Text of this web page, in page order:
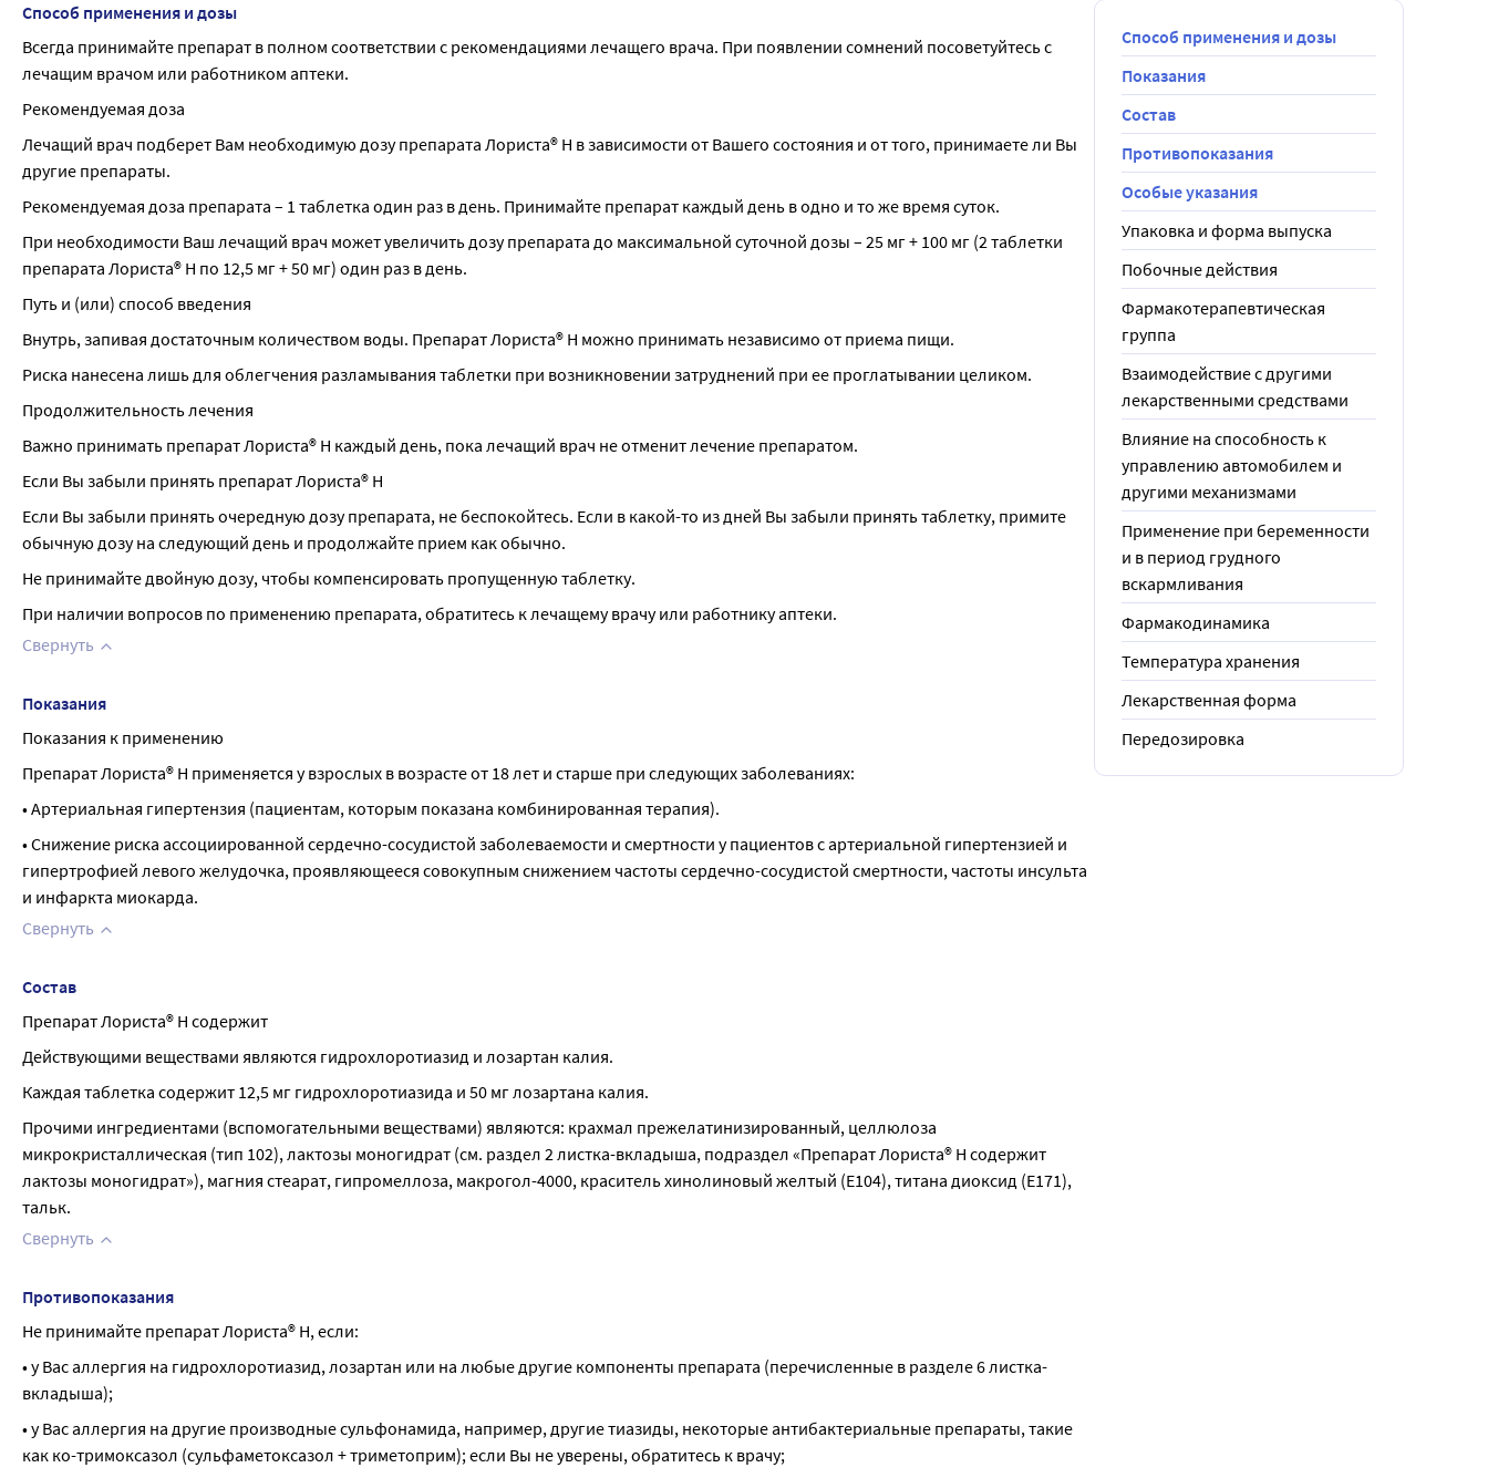
Способ применения и дозы
Всегда принимайте препарат в полном соответствии с рекомендациями лечащего врача. При появлении сомнений посоветуйтесь с
лечащим врачом или работником аптеки.
Рекомендуемая доза
Лечащий врач подберет Вам необходимую дозу препарата Лориста® Н в зависимости от Вашего состояния и от того, принимаете ли Вы
другие препараты.
Рекомендуемая доза препарата – 1 таблетка один раз в день. Принимайте препарат каждый день в одно и то же время суток.
При необходимости Ваш лечащий врач может увеличить дозу препарата до максимальной суточной дозы – 25 мг + 100 мг (2 таблетки
препарата Лориста® Н по 12,5 мг + 50 мг) один раз в день.
Путь и (или) способ введения
Внутрь, запивая достаточным количеством воды. Препарат Лориста® Н можно принимать независимо от приема пищи.
Риска нанесена лишь для облегчения разламывания таблетки при возникновении затруднений при ее проглатывании целиком.
Продолжительность лечения
Важно принимать препарат Лориста® Н каждый день, пока лечащий врач не отменит лечение препаратом.
Если Вы забыли принять препарат Лориста® Н
Если Вы забыли принять очередную дозу препарата, не беспокойтесь. Если в какой-то из дней Вы забыли принять таблетку, примите
обычную дозу на следующий день и продолжайте прием как обычно.
Не принимайте двойную дозу, чтобы компенсировать пропущенную таблетку.
При наличии вопросов по применению препарата, обратитесь к лечащему врачу или работнику аптеки.
Свернуть
Показания
Показания к применению
Препарат Лориста® Н применяется у взрослых в возрасте от 18 лет и старше при следующих заболеваниях:
• Артериальная гипертензия (пациентам, которым показана комбинированная терапия).
• Снижение риска ассоциированной сердечно-сосудистой заболеваемости и смертности у пациентов с артериальной гипертензией и
гипертрофией левого желудочка, проявляющееся совокупным снижением частоты сердечно-сосудистой смертности, частоты инсульта
и инфаркта миокарда.
Свернуть
Состав
Препарат Лориста® Н содержит
Действующими веществами являются гидрохлоротиазид и лозартан калия.
Каждая таблетка содержит 12,5 мг гидрохлоротиазида и 50 мг лозартана калия.
Прочими ингредиентами (вспомогательными веществами) являются: крахмал прежелатинизированный, целлюлоза
микрокристаллическая (тип 102), лактозы моногидрат (см. раздел 2 листка-вкладыша, подраздел «Препарат Лориста® Н содержит
лактозы моногидрат»), магния стеарат, гипромеллоза, макрогол-4000, краситель хинолиновый желтый (Е104), титана диоксид (Е171),
тальк.
Свернуть
Противопоказания
Не принимайте препарат Лориста® Н, если:
• у Вас аллергия на гидрохлоротиазид, лозартан или на любые другие компоненты препарата (перечисленные в разделе 6 листка-
вкладыша);
• у Вас аллергия на другие производные сульфонамида, например, другие тиазиды, некоторые антибактериальные препараты, такие
как ко-тримоксазол (сульфаметоксазол + триметоприм); если Вы не уверены, обратитесь к врачу;
Способ применения и дозы
Показания
Состав
Противопоказания
Особые указания
Упаковка и форма выпуска
Побочные действия
Фармакотерапевтическая
группа
Взаимодействие с другими
лекарственными средствами
Влияние на способность к
управлению автомобилем и
другими механизмами
Применение при беременности
и в период грудного
вскармливания
Фармакодинамика
Температура хранения
Лекарственная форма
Передозировка